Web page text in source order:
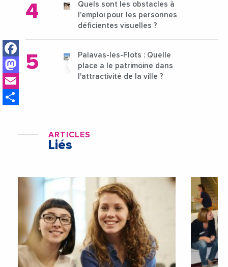
Facebook
Mastodon
Quels sont les obstacles à
l’emploi pour les personnes
déficientes visuelles ?
Palavas-les-Flots : Quelle
place a le patrimoine dans
l'attractivité de la ville ?
ARTICLES
Liés